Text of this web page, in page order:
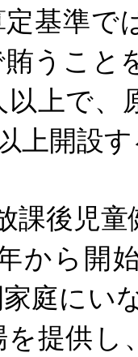
基準で
うこと
以上で、
上開設
後児童
から開
庭にい
提供し